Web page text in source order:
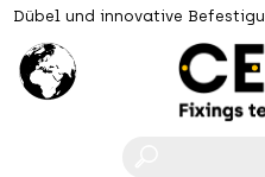
Dübel und innovative